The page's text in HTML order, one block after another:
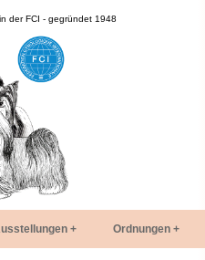
der FCI - gegründet 1948
Ordnungen